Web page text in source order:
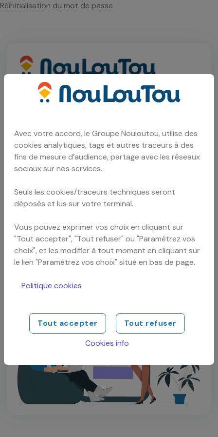
Réinitialisation du mot de passe
Réinitialisation du mot
de passe
Modifier mon mot de passe
Copyrights ©2023 Nouloutou.
Avec votre accord, le Groupe Nouloutou, utilise des
cookies analytiques, tags et autres traceurs à des
fins de mesure d’audience, partage avec les réseaux
sociaux sur nos services.
Seuls les cookies/traceurs techniques seront
déposés et lus sur votre terminal.
Vous pouvez exprimer vos choix en cliquant sur
"Tout accepter", "Tout refuser" ou "Paramétrez vos
choix", et les modifier à tout moment en cliquant sur
le lien "Paramétrez vos choix" situé en bas de page.
Politique cookies
Tout accepter
Tout refuser
Cookies info